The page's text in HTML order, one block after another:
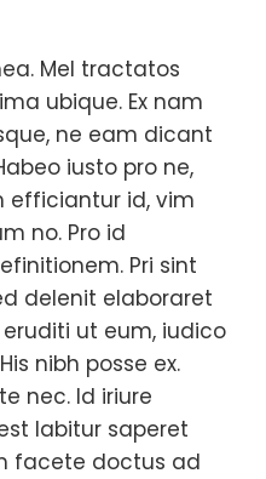
Mel tractatos
ubique. Ex nam
ne eam dicant
iusto pro ne,
efficiantur id, vim
no. Pro id
Pri sint
delenit elaboraret
ut eum, iudico
nibh posse ex.
nec. Id iriure
labitur saperet
facete doctus ad